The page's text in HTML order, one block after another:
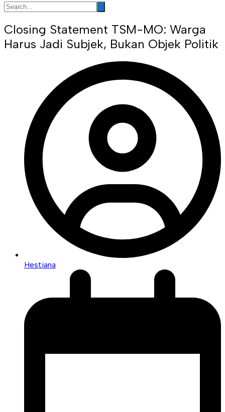
Closing Statement TSM-MO: Warga
Harus Jadi Subjek, Bukan Objek Politik
Hestiana